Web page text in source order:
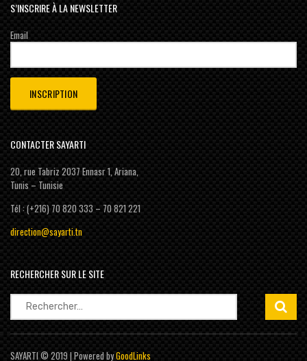
S’INSCRIRE À LA NEWSLETTER
Email
CONTACTER SAYARTI
20, rue Tabriz 2037 Ennasr 1, Ariana,
Tunis – Tunisie
Tél : (+216) 70 820 333 – 70 821 221
direction@sayarti.tn
RECHERCHER SUR LE SITE
Rechercher :
SAYARTI © 2019 | Powered byGoodLinks